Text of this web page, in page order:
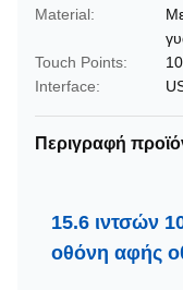
Material:
Touch Points:
Interface:
Περιγραφή
15.6 ιντσών
οθόνη αφής